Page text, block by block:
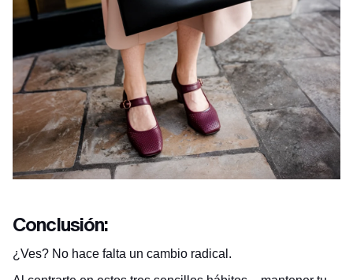
Conclusión:
¿Ves? No hace falta un cambio radical.